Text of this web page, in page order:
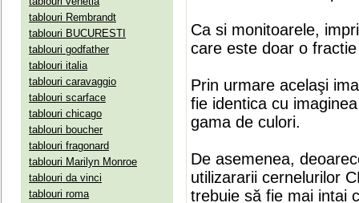
tablouri Rembrandt
tablouri BUCURESTI
tablouri godfather
tablouri italia
tablouri caravaggio
tablouri scarface
tablouri chicago
tablouri boucher
tablouri fragonard
tablouri Marilyn Monroe
tablouri da vinci
tablouri roma
Ca si monitoarele,
care este doar o
Prin urmare acelaşi
fie identica cu
gama de culori.
De asemenea,
utilizararii cernelurilor
trebuie să fie mai intai